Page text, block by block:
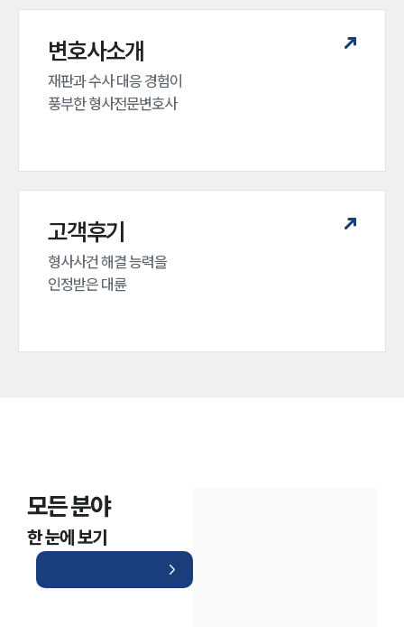
변호사소개
재판과 수사 대응 경험이
풍부한 형사전문변호사
고객후기
형사사건 해결 능력을
인정받은 대륜
모든 분야
한 눈에 보기